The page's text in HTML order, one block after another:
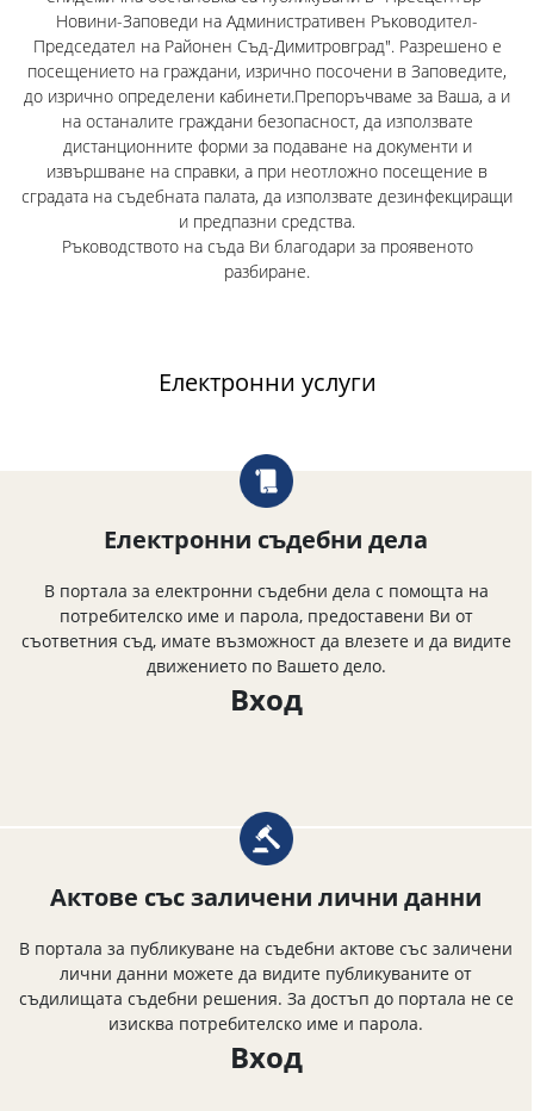
Новини-Заповеди на Административен Ръководител-
Председател на Районен Съд-Димитровград". Разрешено е
посещението на граждани, изрично посочени в Заповедите,
до изрично определени кабинети.Препоръчваме за Ваша, а и
на останалите граждани безопасност, да използвате
дистанционните форми за подаване на документи и
извършване на справки, а при неотложно посещение в
сградата на съдебната палата, да използвате дезинфекциращи
и предпазни средства.
Ръководството на съда Ви благодари за проявеното
разбиране.
Електронни услуги
Електронни съдебни дела
В портала за електронни съдебни дела с помощта на
потребителско име и парола, предоставени Ви от
съответния съд, имате възможност да влезете и да видите
движението по Вашето дело.
Вход
Актове със заличени лични данни
В портала за публикуване на съдебни актове със заличени
лични данни можете да видите публикуваните от
съдилищата съдебни решения. За достъп до портала не се
изисква потребителско име и парола.
Вход